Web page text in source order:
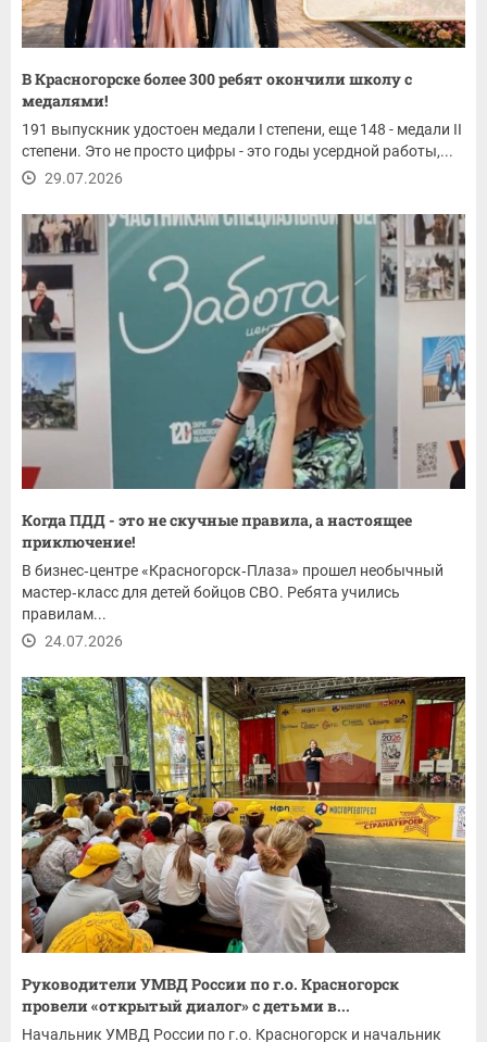
В Красногорске более 300 ребят окончили школу с
медалями!
191 выпускник удостоен медали I степени, еще 148 - медали II
степени. Это не просто цифры - это годы усердной работы,...
29.07.2026
Когда ПДД - это не скучные правила, а настоящее
приключение!
В бизнес‑центре «Красногорск‑Плаза» прошел необычный
мастер‑класс для детей бойцов СВО. Ребята учились
правилам...
24.07.2026
Руководители УМВД России по г.о. Красногорск
провели «открытый диалог» с детьми в...
Начальник УМВД России по г.о. Красногорск и начальник